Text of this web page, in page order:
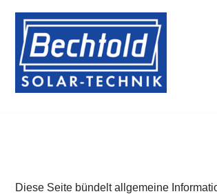
Zum
Inhalt
springen
Diese Seite bündelt allgemeine